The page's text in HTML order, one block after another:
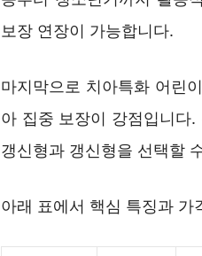
보장 연장이 가능합니다.
마지막으로 치아특화 어린
아 집중 보장이 강점입니다
갱신형과 갱신형을 선택할
아래 표에서 핵심 특징과 가